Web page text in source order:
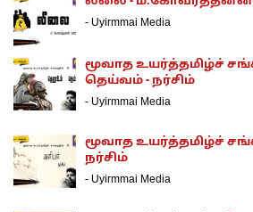
- Uyirmmai Media
மூவாத உயர்த்தமிழ்ச்
தெய்வம் - நர்சிம்
- Uyirmmai Media
மூவாத உயர்த்தமிழ்ச்
நர்சிம்
- Uyirmmai Media